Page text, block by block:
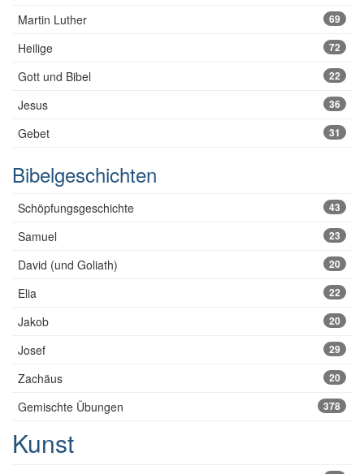
Martin Luther 69
Heilige 72
Gott und Bibel 22
Jesus 36
Gebet 31
Bibelgeschichten
Schöpfungsgeschichte 43
Samuel 23
David (und Goliath) 20
Elia 22
Jakob 20
Josef 29
Zachäus 20
Gemischte Übungen 378
Kunst